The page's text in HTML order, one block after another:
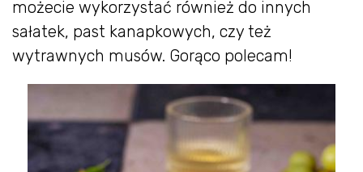
możecie wykorzystać również do innych
sałatek, past kanapkowych, czy też
wytrawnych musów. Gorąco polecam!